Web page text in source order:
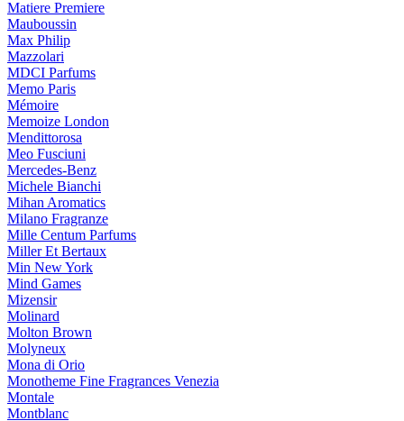
Matiere Premiere
Mauboussin
Max Philip
Mazzolari
MDCI Parfums
Memo Paris
Mémoire
Memoize London
Mendittorosa
Meo Fusciuni
Mercedes-Benz
Michele Bianchi
Mihan Aromatics
Milano Fragranze
Mille Centum Parfums
Miller Et Bertaux
Min New York
Mind Games
Mizensir
Molinard
Molton Brown
Molyneux
Mona di Orio
Monotheme Fine Fragrances Venezia
Montale
Montblanc